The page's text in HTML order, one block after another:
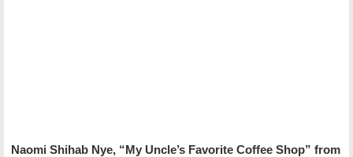
Naomi Shihab Nye, “My Uncle’s Favorite Coffee Shop” from